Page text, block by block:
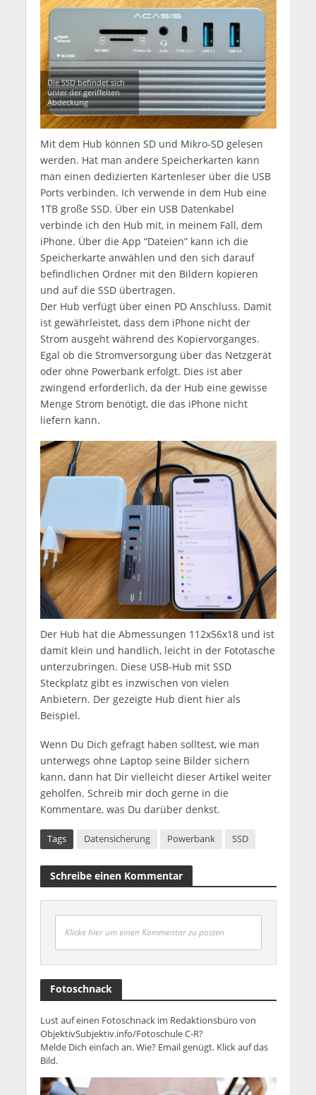
Die SSD befindet sich
unter der geriffelten
Abdeckung
Mit dem Hub können SD und Mikro-SD gelesen
werden. Hat man andere Speicherkarten kann
man einen dedizierten Kartenleser über die USB
Ports verbinden. Ich verwende in dem Hub eine
1TB große SSD. Über ein USB Datenkabel
verbinde ich den Hub mit, in meinem Fall, dem
iPhone. Über die App “Dateien” kann ich die
Speicherkarte anwählen und den sich darauf
befindlichen Ordner mit den Bildern kopieren
und auf die SSD übertragen.
Der Hub verfügt über einen PD Anschluss. Damit
ist gewährleistet, dass dem iPhone nicht der
Strom ausgeht während des Kopiervorganges.
Egal ob die Stromversorgung über das Netzgerät
oder ohne Powerbank erfolgt. Dies ist aber
zwingend erforderlich, da der Hub eine gewisse
Menge Strom benötigt, die das iPhone nicht
liefern kann.
Der Hub hat die Abmessungen 112x56x18 und ist
damit klein und handlich, leicht in der Fototasche
unterzubringen. Diese USB-Hub mit SSD
Steckplatz gibt es inzwischen von vielen
Anbietern. Der gezeigte Hub dient hier als
Beispiel.
Wenn Du Dich gefragt haben solltest, wie man
unterwegs ohne Laptop seine Bilder sichern
kann, dann hat Dir vielleicht dieser Artikel weiter
geholfen. Schreib mir doch gerne in die
Kommentare, was Du darüber denkst.
Tags Datensicherung Powerbank SSD
Schreibe einen Kommentar
Klicke hier um einen Kommentar zu posten
Fotoschnack
Lust auf einen Fotoschnack im Redaktionsbüro von
ObjektivSubjektiv.info/Fotoschule C-R?
Melde Dich einfach an. Wie? Email genügt. Klick auf das
Bild.